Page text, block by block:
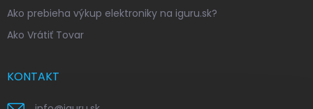
Ako prebieha výkup elektroniky na iguru.sk?
Ako Vrátiť Tovar
KONTAKT